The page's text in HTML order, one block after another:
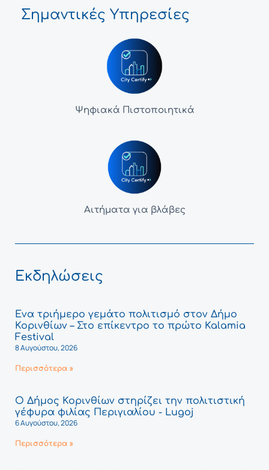
Σημαντικές Υπηρεσίες
Ψηφιακά Πιστοποιητικά
Αιτήματα για βλάβες
Εκδηλώσεις
Ένα τριήμερο γεμάτο πολιτισμό στον Δήμο
Κορινθίων – Στο επίκεντρο το πρώτο Kalamia
Festival
8 Αυγούστου, 2026
Περισσότερα »
Ο Δήμος Κορινθίων στηρίζει την πολιτιστική
γέφυρα φιλίας Περιγιαλίου - Lugoj
6 Αυγούστου, 2026
Περισσότερα »